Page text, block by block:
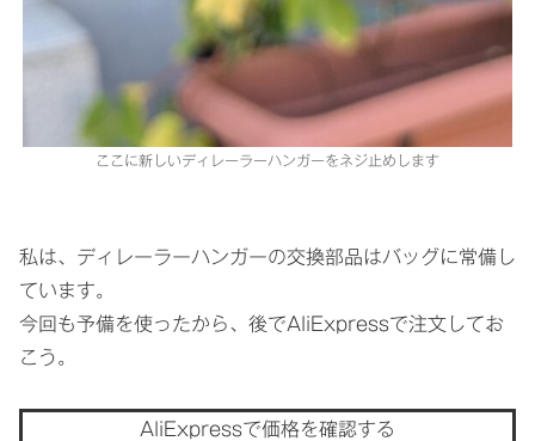
ここに新しいディレーラーハンガーをネジ止めします
私は、ディレーラーハンガーの交換部品はバッグに常備し
ています。
今回も予備を使ったから、後でAliExpressで注文してお
こう。
AliExpressで価格を確認する